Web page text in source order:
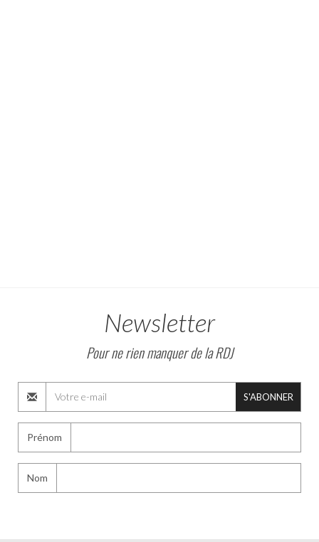
Newsletter
Pour ne rien manquer de la RDJ
S'ABONNER
Prénom
Nom